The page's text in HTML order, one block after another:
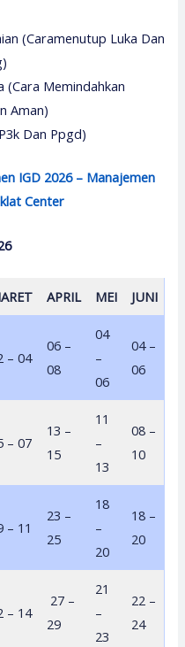
(Caramenutup Luka Dan
(Cara Memindahkan
Aman)
Dan Ppgd)
IGD 2026 – Manajemen
Center
APRIL MEI JUNI
– 04
06 –
08
04
–
06
04 –
06
– 07
13 –
15
11
–
13
08 –
10
– 11
23 –
25
18
–
20
18 –
20
– 14
27 –
29
21
–
23
22 –
24